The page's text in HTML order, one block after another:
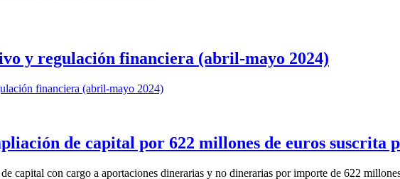
y regulación financiera (abril-mayo 2024)
financiera (abril-mayo 2024)
de capital por 622 millones de euros suscrita
capital con cargo a aportaciones dinerarias y no dinerarias por importe de 622